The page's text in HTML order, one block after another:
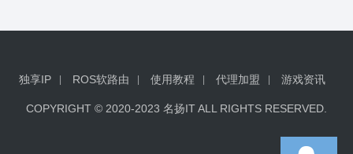
独享IP ROS软路由 使用教程 代理加盟 游戏资讯
COPYRIGHT © 2020-2023 名扬IT ALL RIGHTS RESERVED.